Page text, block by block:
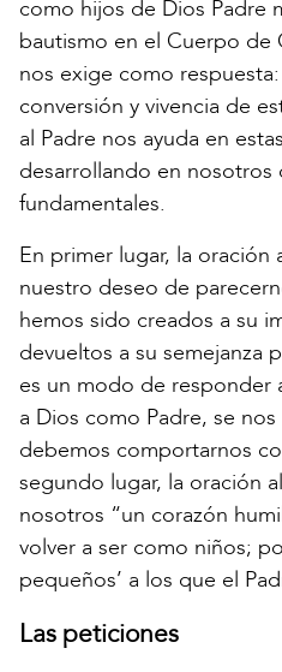
como hijos de Dios Padre
bautismo en el Cuerpo de
nos exige como
conversión y vivencia de
al Padre nos ayuda en
desarrollando en nosotros
fundamentales.
En primer lugar, la oración
nuestro deseo de
hemos sido creados a su
devueltos a su semejanza
es un modo de responder
a Dios como Padre, se
debemos comportarnos
segundo lugar, la oración
nosotros “un corazón
volver a ser como niños;
pequeños’ a los que el
Las peticiones